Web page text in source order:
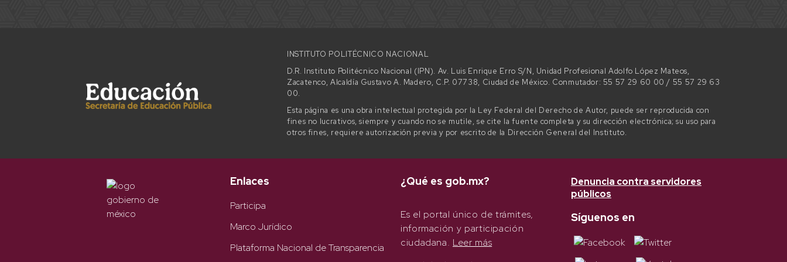
INSTITUTO POLITÉCNICO NACIONAL
D.R. Instituto Politécnico Nacional (IPN). Av. Luis Enrique Erro S/N, Unidad Profesional Adolfo López Mateos,
Zacatenco, Alcaldía Gustavo A. Madero, C.P. 07738, Ciudad de México. Conmutador: 55 57 29 60 00 / 55 57 29 63
00.
Esta página es una obra intelectual protegida por la Ley Federal del Derecho de Autor, puede ser reproducida con
fines no lucrativos, siempre y cuando no se mutile, se cite la fuente completa y su dirección electrónica; su uso para
otros fines, requiere autorización previa y por escrito de la Dirección General del Instituto.
Enlaces
Participa
Marco Jurídico
Plataforma Nacional de Transparencia
¿Qué es gob.mx?
Es el portal único de trámites,
información y participación
ciudadana. Leer más
Denuncia contra servidores
públicos
Síguenos en